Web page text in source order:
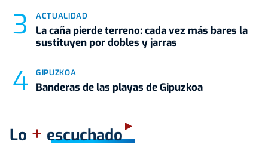
ACTUALIDAD
La caña pierde terreno: cada vez más bares la
sustituyen por dobles y jarras
GIPUZKOA
Banderas de las playas de Gipuzkoa
Lo + escuchado